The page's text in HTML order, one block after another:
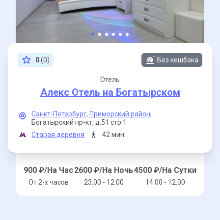
0(0) Без кешбэка
Отель
Алекс Отель на Богатырском
Санкт-Петербург, Приморский район,
Богатырский пр-кт, д.51 стр 1
Старая деревня
42 мин
900 ₽/На Час
От 2-x часов
2600 ₽/На Ночь
23:00 - 12:00
4500 ₽/На Сутки
14:00 - 12:00